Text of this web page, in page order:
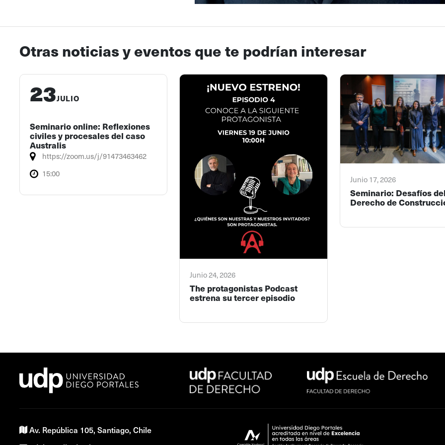
Otras noticias y eventos que te podrían interesar
23JULIO
Seminario online: Reflexiones
civiles y procesales del caso
Australis
https://zoom.us/j/91473463462
15:00
Junio 24, 2026
The protagonistas Podcast
estrena su tercer episodio
Junio 17, 2026
Seminario: Desafíos
Derecho de
Av. República 105, Santiago, Chile